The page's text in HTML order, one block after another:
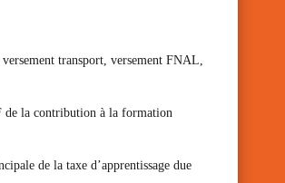
transport, versement FNAL,
de la contribution à la formation
de la taxe d’apprentissage due